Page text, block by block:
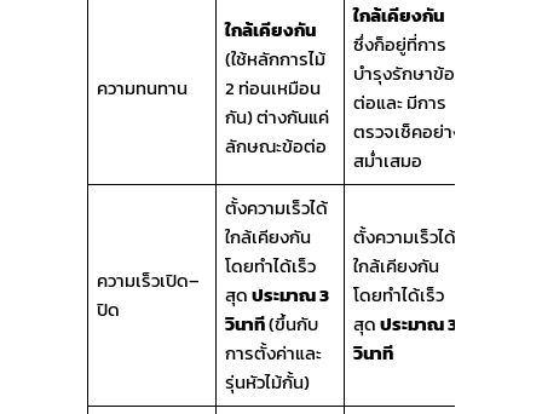
ความทนทาน
ใกล้เคียงกัน
(ใช้หลักการไม้
2 ท่อนเหมือน
กัน) ต่างกันแค่
ลักษณะข้อต่อ
ใกล้เคียงกัน
ซึ่งก็อยู่ที่การ
บำรุงรักษาข้อ
ต่อและ มีการ
ตรวจเช็คอย่าง
สม่ำเสมอ
ความเร็วเปิด–
ปิด
ตั้งความเร็วได้
ใกล้เคียงกัน
โดยทำได้เร็ว
สุดประมาณ 3
วินาที(ขึ้นกับ
การตั้งค่าและ
รุ่นหัวไม้กั้น)
ตั้งความเร็วได้
ใกล้เคียงกัน
โดยทำได้เร็ว
สุดประมาณ 3
วินาที